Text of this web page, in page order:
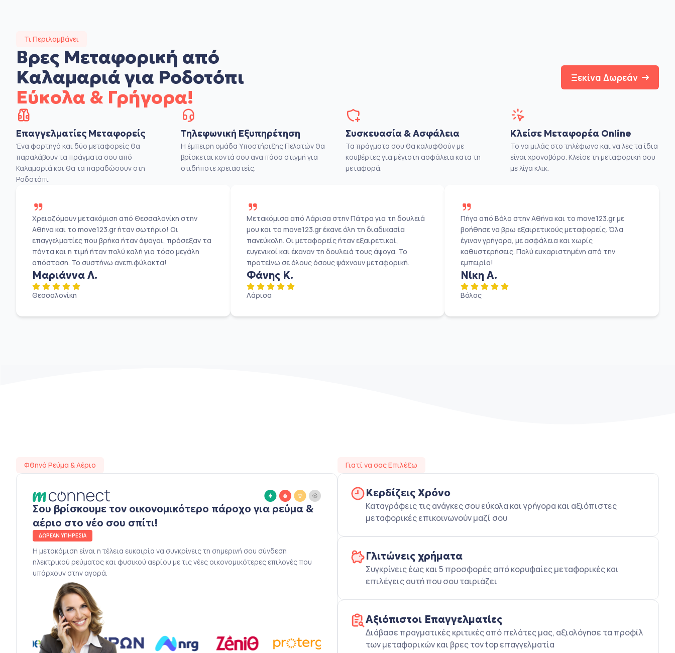
Τι Περιλαμβάνει
Βρες Μεταφορική από
Καλαμαριά για Ροδοτόπι
Εύκολα & Γρήγορα!
Ξεκίνα Δωρεάν
Επαγγελματίες Μεταφορείς
Ένα φορτηγό και δύο μεταφορείς θα
παραλάβουν τα πράγματα σου από
Καλαμαριά και θα τα παραδώσουν στη
Ροδοτόπι
Τηλεφωνική Εξυπηρέτηση
Η έμπειρη ομάδα Υποστήριξης Πελατών θα
βρίσκεται κοντά σου ανα πάσα στιγμή για
οτιδήποτε χρειαστείς.
Συσκευασία & Ασφάλεια
Τα πράγματα σου θα καλυφθούν με
κουβέρτες για μέγιστη ασφάλεια κατα τη
μεταφορά.
Κλείσε Μεταφορέα Online
Το να μιλάς στο τηλέφωνο και να λες τα ίδια
είναι χρονοβόρο. Κλείσε τη μεταφορική σου
με λίγα κλικ.
Χρειαζόμουν μετακόμιση από Θεσσαλονίκη στην
Αθήνα και το move123.gr ήταν σωτήριο! Οι
επαγγελματίες που βρήκα ήταν άψογοι, πρόσεξαν τα
πάντα και η τιμή ήταν πολύ καλή για τόσο μεγάλη
απόσταση. Το συστήνω ανεπιφύλακτα!
Μαριάννα Λ.
Θεσσαλονίκη
Μετακόμισα από Λάρισα στην Πάτρα για τη δουλειά
μου και το move123.gr έκανε όλη τη διαδικασία
πανεύκολη. Οι μεταφορείς ήταν εξαιρετικοί,
ευγενικοί και έκαναν τη δουλειά τους άψογα. Το
προτείνω σε όλους όσους ψάχνουν μεταφορική.
Φάνης Κ.
Λάρισα
Πήγα από Βόλο στην Αθήνα και το move123.gr με
βοήθησε να βρω εξαιρετικούς μεταφορείς. Όλα
έγιναν γρήγορα, με ασφάλεια και χωρίς
καθυστερήσεις. Πολύ ευχαριστημένη από την
εμπειρία!
Νίκη Α.
Βόλος
Φθηνό Ρεύμα & Αέριο
Σου βρίσκουμε τον οικονομικότερο πάροχο για ρεύμα &
αέριο στο νέο σου σπίτι!
ΔΩΡΕΑΝ ΥΠΗΡΕΣΙΑ
Η μετακόμιση είναι η τέλεια ευκαιρία να συγκρίνεις τη σημερινή σου σύνδεση
ηλεκτρικού ρεύματος και φυσικού αερίου με τις νέες οικονομικότερες επιλογές που
υπάρχουν στην αγορά.
Γιατί να σας Επιλέξω
Κερδίζεις Χρόνο
Καταγράφεις τις ανάγκες σου εύκολα και γρήγορα και αξιόπιστες
μεταφορικές επικοινωνούν μαζί σου
Γλιτώνεις χρήματα
Συγκρίνεις έως και 5 προσφορές από κορυφαίες μεταφορικές και
επιλέγεις αυτή που σου ταιριάζει
Αξιόπιστοι Επαγγελματίες
Διάβασε πραγματικές κριτικές από πελάτες μας, αξιολόγησε τα προφίλ
των μεταφορικών και βρες τον top επαγγελματία